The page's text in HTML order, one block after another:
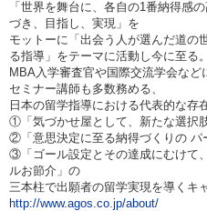
「世界を舞台に、各自の1番納得感
づき、目指し、実現」を
モットーに「出会う人が選んだ道の
る指導」をテーマに活動し今に至る。
MBA入学審査官や国際交流学会な
セミナー講師も多数務める、
日本の留学指導における代表的な存在
① 「気づかせ屋として、新たな選択
②「意思決定に至る納得づくりの パ
③「ゴール設定とその達成にむけて
ルお節介」の
三本柱で出願者の留学実現を導く キ
http://www.agos.co.jp/about/